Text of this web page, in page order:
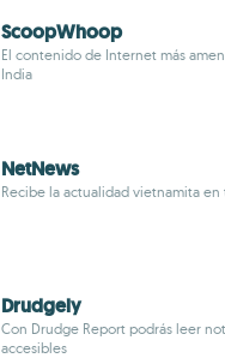
ScoopWhoop
El contenido de Internet más
India
NetNews
Recibe la actualidad vietnamita en
Drudgely
Con Drudge Report podrás leer
accesibles